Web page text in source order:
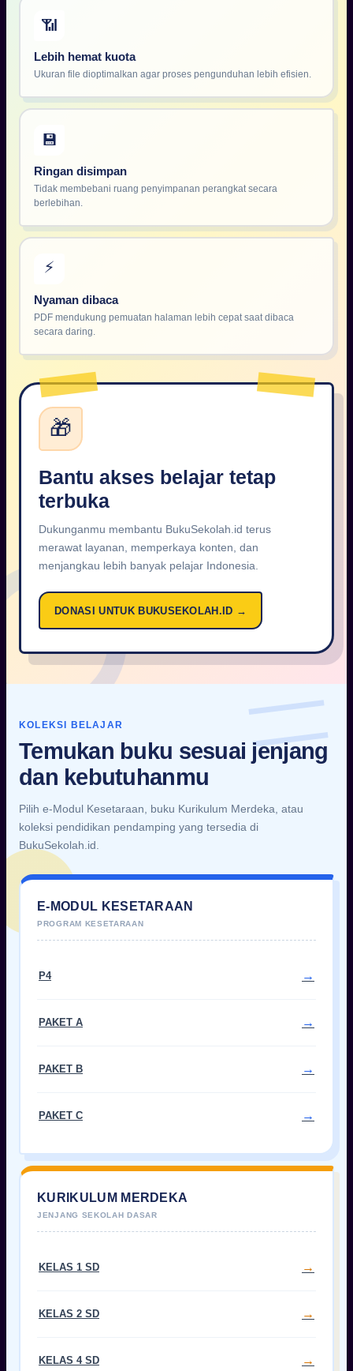
📶
Lebih hemat kuota
Ukuran file dioptimalkan agar proses pengunduhan lebih efisien.
💾
Ringan disimpan
Tidak membebani ruang penyimpanan perangkat secara
berlebihan.
⚡
Nyaman dibaca
PDF mendukung pemuatan halaman lebih cepat saat dibaca
secara daring.
🎁
Bantu akses belajar tetap
terbuka
Dukunganmu membantu BukuSekolah.id terus
merawat layanan, memperkaya konten, dan
menjangkau lebih banyak pelajar Indonesia.
DONASI UNTUK BUKUSEKOLAH.ID →
KOLEKSI BELAJAR
Temukan buku sesuai jenjang
dan kebutuhanmu
Pilih e-Modul Kesetaraan, buku Kurikulum Merdeka, atau
koleksi pendidikan pendamping yang tersedia di
BukuSekolah.id.
E-MODUL KESETARAAN
P4
PAKET A
PAKET B
PAKET C
KURIKULUM MERDEKA
KELAS 1 SD
KELAS 2 SD
KELAS 4 SD